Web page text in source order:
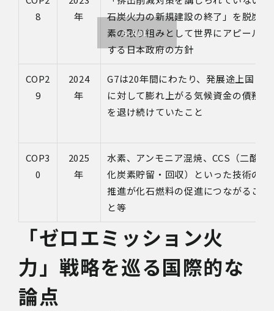
8
年
石炭火力の新規建設の終了」を脱炭
素の取り組みとして世界にアピール
する日本政府の方針
COP2
9
2024
年
G7は20年間にわたり、発展途上国
に対して膨れ上がる気候資金の債務
を退け続けていたこと
COP3
0
2025
年
水素、アンモニア混焼、CCS（二酸
化炭素貯留・回収）といった技術の
推進が化石燃料の促進につながるこ
と等
「ゼロエミッション火
力」戦略を巡る国際的な
論点